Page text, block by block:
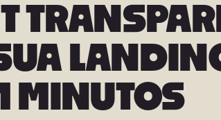
MINUTOS